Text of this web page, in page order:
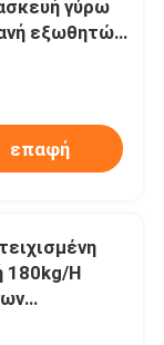
μηχανή
γύρω
εξωθητών
επαφή
180kg/H